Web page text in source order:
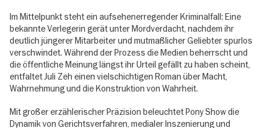
Im Mittelpunkt steht ein aufsehenerregender Kriminalfall: Eine
bekannte Verlegerin gerät unter Mordverdacht, nachdem ihr
deutlich jüngerer Mitarbeiter und mutmaßlicher Geliebter spurlos
verschwindet. Während der Prozess die Medien beherrscht und
die öffentliche Meinung längst ihr Urteil gefällt zu haben scheint,
entfaltet Juli Zeh einen vielschichtigen Roman über Macht,
Wahrnehmung und die Konstruktion von Wahrheit.
Mit großer erzählerischer Präzision beleuchtet Pony Show die
Dynamik von Gerichtsverfahren, medialer Inszenierung und